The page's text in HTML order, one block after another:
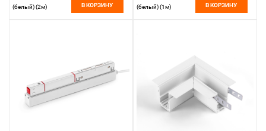
(белый) (2м)
В КОРЗИНУ
(белый) (1м)
В КОРЗИНУ